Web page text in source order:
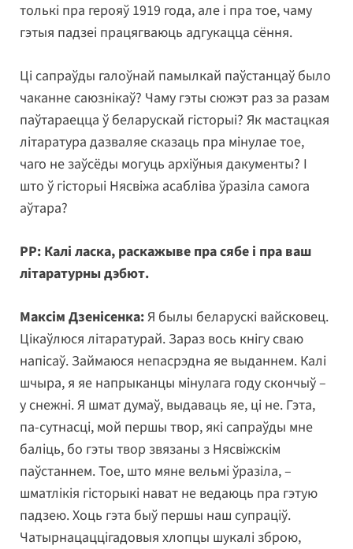
толькі пра герояў 1919 года, але і пра тое, чаму
гэтыя падзеі працягваюць адгукацца сёння.
Ці сапраўды галоўнай памылкай паўстанцаў было
чаканне саюзнікаў? Чаму гэты сюжэт раз за разам
паўтараецца ў беларускай гісторыі? Як мастацкая
літаратура дазваляе сказаць пра мінулае тое,
чаго не заўсёды могуць архіўныя дакументы? І
што ў гісторыі Нясвіжа асабліва ўразіла самога
аўтара?
РР: Калі ласка, раскажыве пра сябе і пра ваш
літаратурны дэбют.
Максім Дзенісенка:Я былы беларускі вайсковец.
Цікаўлюся літаратурай. Зараз вось кнігу сваю
напісаў. Займаюся непасрэдна яе выданнем. Калі
шчыра, я яе напрыканцы мінулага году скончыў –
у снежні. Я шмат думаў, выдаваць яе, ці не. Гэта,
па-сутнасці, мой першы твор, які сапраўды мне
баліць, бо гэты твор звязаны з Нясвіжскім
паўстаннем. Тое, што мяне вельмі ўразіла, –
шматлікія гісторыкі нават не ведаюць пра гэтую
падзею. Хоць гэта быў першы наш супраціў.
Чатырнацаццігадовыя хлопцы шукалі зброю,